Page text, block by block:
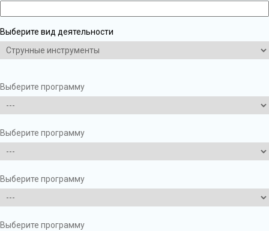
Выберите вид деятельности
Выберите программу
Выберите программу
Выберите программу
Выберите программу